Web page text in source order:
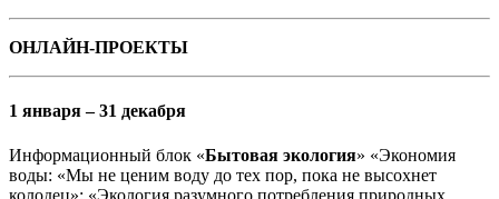
ОНЛАЙН-ПРОЕКТЫ
1 января – 31 декабря
Информационный блок «Бытовая экология» «Экономия
воды: «Мы не ценим воду до тех пор, пока не высохнет
колодец»; «Экология разумного потребления природных